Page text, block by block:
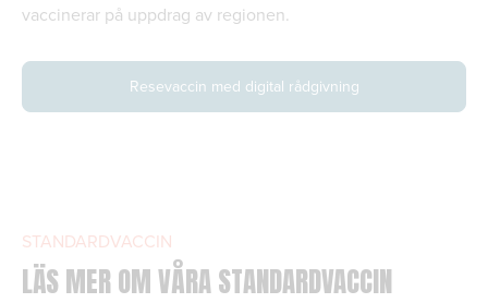
vaccinerar på uppdrag av regionen.
Resevaccin med digital rådgivning
STANDARDVACCIN
LÄS MER OM VÅRA STANDARDVACCIN